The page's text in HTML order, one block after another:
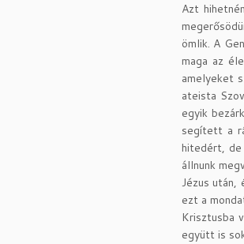
Azt
ömlik. A
maga az
amelyeket
ateista
egyik
segített a
hitedért, de
állnunk
Jézus után,
ezt a
Krisztusba
együtt is